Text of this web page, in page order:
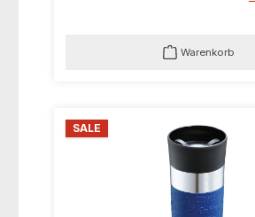
Warenkorb
SALE